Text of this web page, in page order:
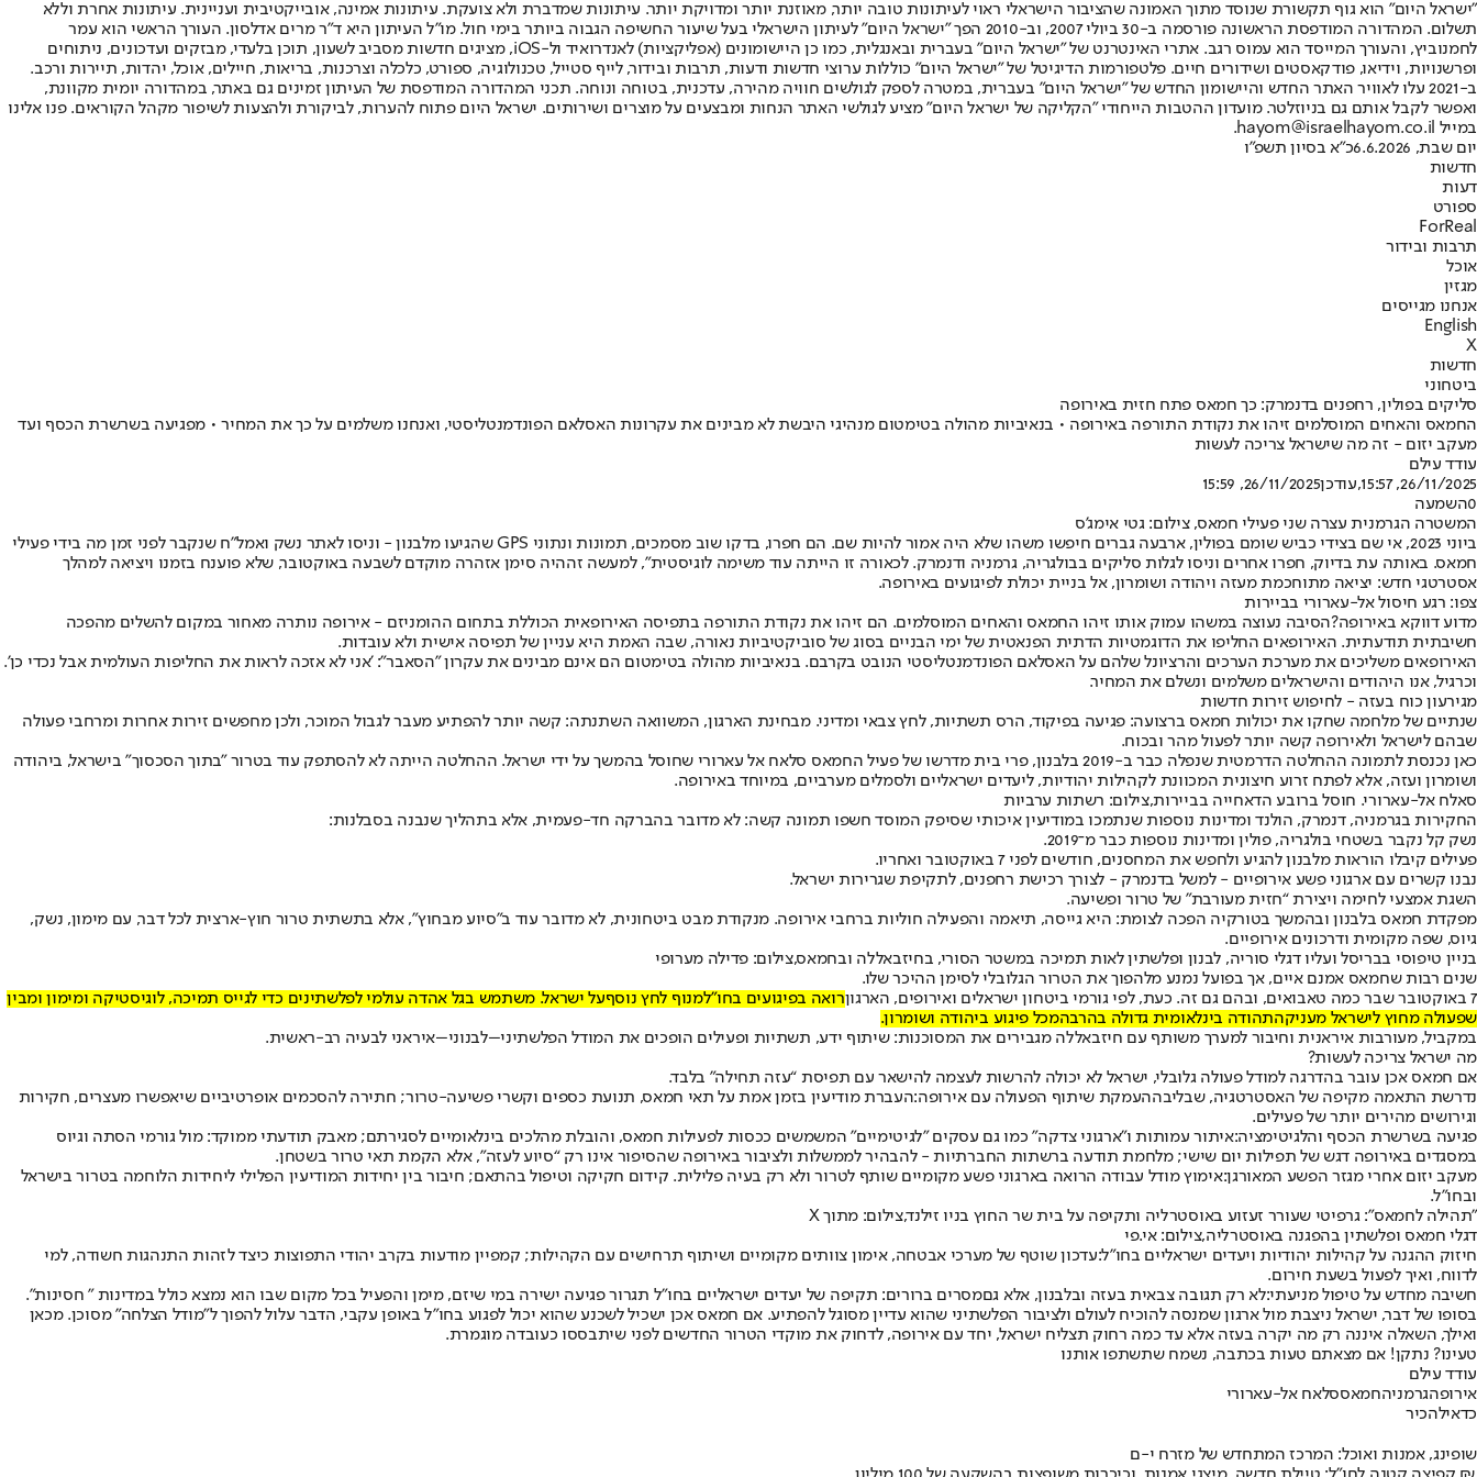
"ישראל היום" הוא גוף תקשורת שנוסד מתוך האמונה שהציבור הישראלי ראוי לעיתונות טובה יותר, מאוזנת יותר ומדויקת יותר. עיתונות שמדברת ולא צועקת. עיתונות אמינה, אובייקטיבית ועניינית. עיתונות אחרת וללא
תשלום. המהדורה המודפסת הראשונה פורסמה ב-30 ביולי 2007, וב-2010 הפך "ישראל היום" לעיתון הישראלי בעל שיעור החשיפה הגבוה ביותר בימי חול. מו"ל העיתון היא ד"ר מרים אדלסון. העורך הראשי הוא עמר
לחמנוביץ, והעורך המייסד הוא עמוס רגב. אתרי האינטרנט של "ישראל היום" בעברית ובאנגלית, כמו כן היישומונים (אפליקציות) לאנדרואיד ול-iOS, מציגים חדשות מסביב לשעון, תוכן בלעדי, מבזקים ועדכונים, ניתוחים
ופרשנויות, וידיאו, פודקאסטים ושידורים חיים. פלטפורמות הדיגיטל של "ישראל היום" כוללות ערוצי חדשות ודעות, תרבות ובידור, לייף סטייל, טכנולוגיה, ספורט, כלכלה וצרכנות, בריאות, חיילים, אוכל, יהדות, תיירות ורכב.
ב-2021 עלו לאוויר האתר החדש והיישומון החדש של "ישראל היום" בעברית, במטרה לספק לגולשים חוויה מהירה, עדכנית, בטוחה ונוחה. תכני המהדורה המודפסת של העיתון זמינים גם באתר, במהדורה יומית מקוונת,
ואפשר לקבל אותם גם בניוזלטר. מועדון ההטבות הייחודי "הקליקה של ישראל היום" מציע לגולשי האתר הנחות ומבצעים על מוצרים ושירותים. ישראל היום פתוח להערות, לביקורת ולהצעות לשיפור מקהל הקוראים. פנו אלינו
במייל hayom@israelhayom.co.il.
יום שבת, 6.6.2026
כ"א בסיון תשפ"ו
חדשות
דעות
ספורט
ForReal
תרבות ובידור
אוכל
מגזין
אנחנו מגייסים
English
X
חדשות
ביטחוני
סליקים בפולין, רחפנים בדנמרק: כך חמאס פתח חזית באירופה
החמאס והאחים המוסלמים זיהו את נקודת התורפה באירופה • בנאיביות מהולה בטימטום מנהיגי היבשת לא מבינים את עקרונות האסלאם הפונדמנטליסטי, ואנחנו משלמים על כך את המחיר • מפגיעה בשרשרת הכסף ועד
מעקב יזום - זה מה שישראל צריכה לעשות
עודד עילם
26/11/2025, 15:57
,עודכן26/11/2025, 15:59
0השמעה
המשטרה הגרמנית עצרה שני פעילי חמאס, צילום: גטי אימג'ס
ביוני 2023, אי שם בצידי כביש שומם בפולין, ארבעה גברים חיפשו משהו שלא היה אמור להיות שם. הם חפרו, בדקו שוב מסמכים, תמונות ונתוני GPS שהגיעו מלבנון - וניסו לאתר נשק ואמל"ח שנקבר לפני זמן מה בידי פעילי
חמאס. באותה עת בדיוק, חפרו אחרים וניסו לגלות סליקים בבולגריה, גרמניה ודנמרק. לכאורה זו הייתה עוד משימה לוגיסטית”, למעשה זההיה סימן אזהרה מוקדם לשבעה באוקטובר, שלא פוענח בזמנו ויציאה למהלך
אסטרטגי חדש: יציאה מתוחכמת מעזה ויהודה ושומרון, אל בניית יכולת לפיגועים באירופה.
צפו: רגע חיסול אל-עארורי בביירות
מדוע דווקא באירופה?הסיבה נעוצה במשהו עמוק אותו זיהו החמאס והאחים המוסלמים. הם זיהו את נקודת התורפה בתפיסה האירופאית הכוללת בתחום ההומניזם - אירופה נותרה מאחור במקום להשלים מהפכה
חשיבתית תודעתית. האירופאים החליפו את הדוגמטיות הדתית הפנאטית של ימי הבניים בסוג של סוביקטיביות נאורה, שבה האמת היא עניין של תפיסה אישית ולא עובדות.
האירופאים משליכים את מערכת הערכים והרציונל שלהם על האסלאם הפונדמנטליסטי הנובט בקרבם. בנאיביות מהולה בטימטום הם אינם מבינים את עקרון "הסאבר": 'אני לא אזכה לראות את החליפות העולמית אבל נכדי כן'.
וכרגיל, אנו היהודים והישראלים משלמים ונשלם את המחיר.
מגירעון כוח בעזה - לחיפוש זירות חדשות
שנתיים של מלחמה שחקו את יכולות חמאס ברצועה: פגיעה בפיקוד, הרס תשתיות, לחץ צבאי ומדיני. מבחינת הארגון, המשוואה השתנתה: קשה יותר להפתיע מעבר לגבול המוכר, ולכן מחפשים זירות אחרות ומרחבי פעולה
שבהם לישראל ולאירופה קשה יותר לפעול מהר ובכוח.
כאן נכנסת לתמונה ההחלטה הדרמטית שנפלה כבר ב-2019 בלבנון, פרי בית מדרשו של פעיל החמאס סלאח אל עארורי שחוסל בהמשך על ידי ישראל. ההחלטה הייתה לא להסתפק עוד בטרור "בתוך הסכסוך" בישראל, ביהודה
ושומרון ועזה, אלא לפתח זרוע חיצונית המכוונת לקהילות יהודיות, ליעדים ישראליים ולסמלים מערביים, במיוחד באירופה.
סאלח אל-עארורי. חוסל ברובע הדאחייה בביירות,צילום: רשתות ערביות
החקירות בגרמניה, דנמרק, הולנד ומדינות נוספות שנתמכו במודיעין איכותי שסיפק המוסד חשפו תמונה קשה: לא מדובר בהברקה חד-פעמית, אלא בתהליך שנבנה בסבלנות:
נשק קל נקבר בשטחי בולגריה, פולין ומדינות נוספות כבר מ־2019.
פעילים קיבלו הוראות מלבנון להגיע ולחפש את המחסנים, חודשים לפני 7 באוקטובר ואחריו.
נבנו קשרים עם ארגוני פשע אירופיים - למשל בדנמרק - לצורך רכישת רחפנים, לתקיפת שגרירות ישראל.
השגת אמצעי לחימה ויצירת “חזית מעורבת” של טרור ופשיעה.
מפקדת חמאס בלבנון ובהמשך בטורקיה הפכה לצומת: היא גייסה, תיאמה והפעילה חוליות ברחבי אירופה. מנקודת מבט ביטחונית, לא מדובר עוד ב"סיוע מבחוץ", אלא בתשתית טרור חוץ-ארצית לכל דבר, עם מימון, נשק,
גיוס, שפה מקומית ודרכונים אירופיים.
בניין טיפוסי בבריסל ועליו דגלי סוריה, לבנון ופלשתין לאות תמיכה במשטר הסורי, בחיזבאללה ובחמאס,צילום: פדילה מערופי
שנים רבות שחמאס אמנם איים, אך בפועל נמנע מלהפוך את הטרור הגלובלי לסימן ההיכר שלו.
7 באוקטובר שבר כמה טאבואים, ובהם גם זה. כעת, לפי גורמי ביטחון ישראלים ואירופים, הארגון
רואה בפיגועים בחו״למנוף לחץ נוסףעל ישראל. משתמש בגל אהדה עולמי לפלשתינים כדי לגייס תמיכה, לוגיסטיקה ומימון ומבין
שפעולה מחוץ לישראל מעניקהתהודה בינלאומית גדולה בהרבהמכל פיגוע ביהודה ושומרון.
במקביל, מעורבות איראנית וחיבור למערך משותף עם חיזבאללה מגבירים את המסוכנות: שיתוף ידע, תשתיות ופעילים הופכים את המודל הפלשתיני–לבנוני–איראני לבעיה רב-ראשית.
מה ישראל צריכה לעשות?
אם חמאס אכן עובר בהדרגה למודל פעולה גלובלי, ישראל לא יכולה להרשות לעצמה להישאר עם תפיסת “עזה תחילה” בלבד.
נדרשת התאמה מקיפה של האסטרטגיה, שבליבההעמקת שיתוף הפעולה עם אירופה:העברת מודיעין בזמן אמת על תאי חמאס, תנועת כספים וקשרי פשיעה-טרור; חתירה להסכמים אופרטיביים שיאפשרו מעצרים, חקירות
וגירושים מהירים יותר של פעילים.
פגיעה בשרשרת הכסף והלגיטימציה:איתור עמותות ו”ארגוני צדקה” כמו גם עסקים "לגיטימיים" המשמשים ככסות לפעילות חמאס, והובלת מהלכים בינלאומיים לסגירתם; מאבק תודעתי ממוקד: מול גורמי הסתה וגיוס
במסגדים באירופה דגש של תפילות יום שישי; מלחמת תודעה ברשתות החברתיות - להבהיר לממשלות ולציבור באירופה שהסיפור אינו רק “סיוע לעזה”, אלא הקמת תאי טרור בשטחן.
מעקב יזום אחרי מגזר הפשע המאורגן:אימוץ מודל עבודה הרואה בארגוני פשע מקומיים שותף לטרור ולא רק בעיה פלילית. קידום חקיקה וטיפול בהתאם; חיבור בין יחידות המודיעין הפלילי ליחידות הלוחמה בטרור בישראל
ובחו״ל.
״תהילה לחמאס״: גרפיטי שעורר זעזוע באוסטרליה ותקיפה על בית שר החוץ בניו זילנד,צילום: מתוך X
דגלי חמאס ופלשתין בהפגנה באוסטרליה,צילום: אי.פי
חיזוק ההגנה על קהילות יהודיות ויעדים ישראליים בחו״ל:עדכון שוטף של מערכי אבטחה, אימון צוותים מקומיים ושיתוף תרחישים עם הקהילות; קמפיין מודעות בקרב יהודי התפוצות כיצד לזהות התנהגות חשודה, למי
לדווח, ואיך לפעול בשעת חירום.
חשיבה מחדש על טיפול מניעתי:לא רק תגובה צבאית בעזה ובלבנון, אלא גםמסרים ברורים: תקיפה של יעדים ישראליים בחו״ל תגרור פגיעה ישירה במי שיזם, מימן והפעיל בכל מקום שבו הוא נמצא כולל במדינות " חסינות".
בסופו של דבר, ישראל ניצבת מול ארגון שמנסה להוכיח לעולם ולציבור הפלשתיני שהוא עדיין מסוגל להפתיע. אם חמאס אכן ישכיל לשכנע שהוא יכול לפגוע בחו״ל באופן עקבי, הדבר עלול להפוך ל”מודל הצלחה” מסוכן. מכאן
ואילך, השאלה איננה רק מה יקרה בעזה אלא עד כמה רחוק תצליח ישראל, יחד עם אירופה, לדחוק את מוקדי הטרור החדשים לפני שיתבססו כעובדה מוגמרת.
טעינו? נתקן! אם מצאתם טעות בכתבה, נשמח שתשתפו אותנו
עודד עילם
אירופהגרמניהחמאססלאח אל-עארורי
כדאילהכיר
שופינג, אמנות ואוכל: המרכז המתחדש של מזרח י-ם